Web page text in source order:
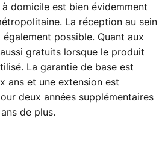
domicile est bien évidemment
La réception au sein
possible. Quant aux
gratuits lorsque le produit
La garantie de base est
ans et une extension est
deux années supplémentaires
de plus.